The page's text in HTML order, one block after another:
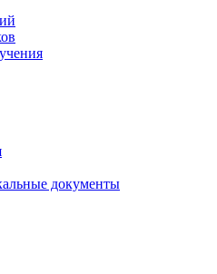
документы